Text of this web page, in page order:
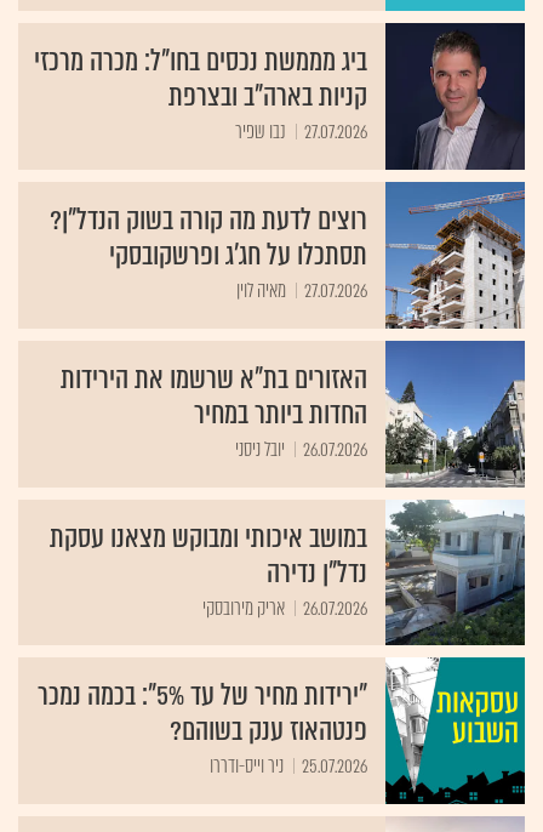
ביג מממשת נכסים בחו"ל: מכרה מרכזי
קניות בארה"ב ובצרפת
27.07.2026 נבו שפיר
רוצים לדעת מה קורה בשוק הנדל"ן?
תסתכלו על חג׳ג ופרשקובסקי
27.07.2026 מאיה לוין
האזורים בת"א שרשמו את הירידות
החדות ביותר במחיר
26.07.2026 יובל ניסני
במושב איכותי ומבוקש מצאנו עסקת
נדל"ן נדירה
26.07.2026 אריק מירובסקי
"ירידות מחיר של עד 5%": בכמה נמכר
פנטהאוז ענק בשוהם?
25.07.2026 ניר וייס-ודררו